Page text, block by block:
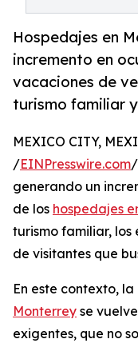
Hospedajes en
incremento en
vacaciones de
turismo familiar
MEXICO CITY,
/EINPresswire.com
generando un
de los hospedajes
turismo familiar,
de visitantes que
En este contexto,
Monterrey se
exigentes, que no